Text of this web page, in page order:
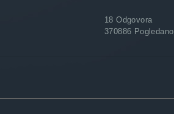
18 Odgovora
370886 Pogledano